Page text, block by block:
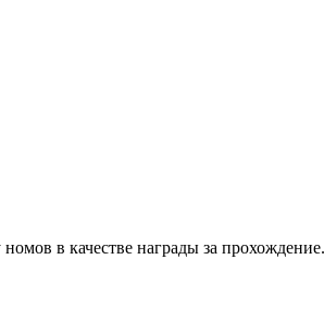
в качестве награды за прохождение.